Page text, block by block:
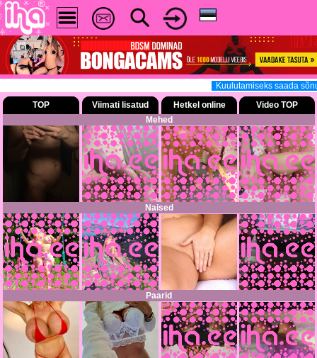
Kuulutamiseks saada
TOP
Viimati lisatud Hetkel online
Video TOP
Mehed
Naised
Paarid